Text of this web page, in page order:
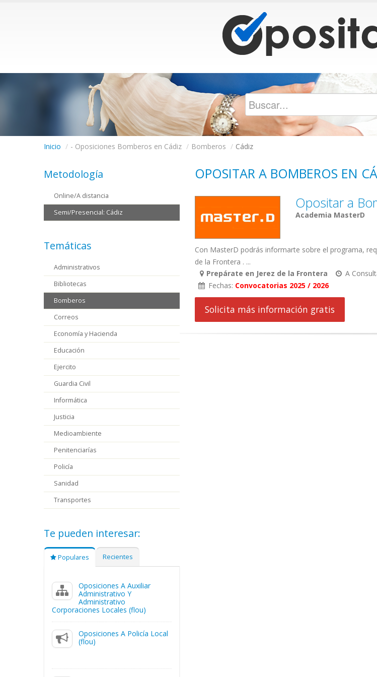
Inicio / - Oposiciones Bomberos en Cádiz / Bomberos / Cádiz
OPOSITAR A BOMBEROS EN
Opositar a
Academia MasterD
Con MasterD podrás informarte sobre el programa,
de la Frontera . ...
Prepárate en Jerez de la Frontera
A
Fechas: Convocatorias 2025 / 2026
Solicita más información gratis
Metodología
Online/A distancia
Semi/Presencial: Cádiz
Temáticas
Administrativos
Bibliotecas
Bomberos
Correos
Economía y Hacienda
Educación
Ejercito
Guardia Civil
Informática
Justicia
Medioambiente
Penitenciarías
Policía
Sanidad
Transportes
Te pueden interesar:
Populares Recientes
Oposiciones A Auxiliar
Administrativo Y
Administrativo
Corporaciones Locales (flou)
Oposiciones A Policía Local
(flou)